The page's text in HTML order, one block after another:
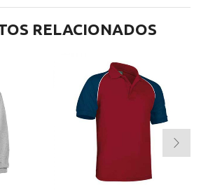
RELACIONADOS